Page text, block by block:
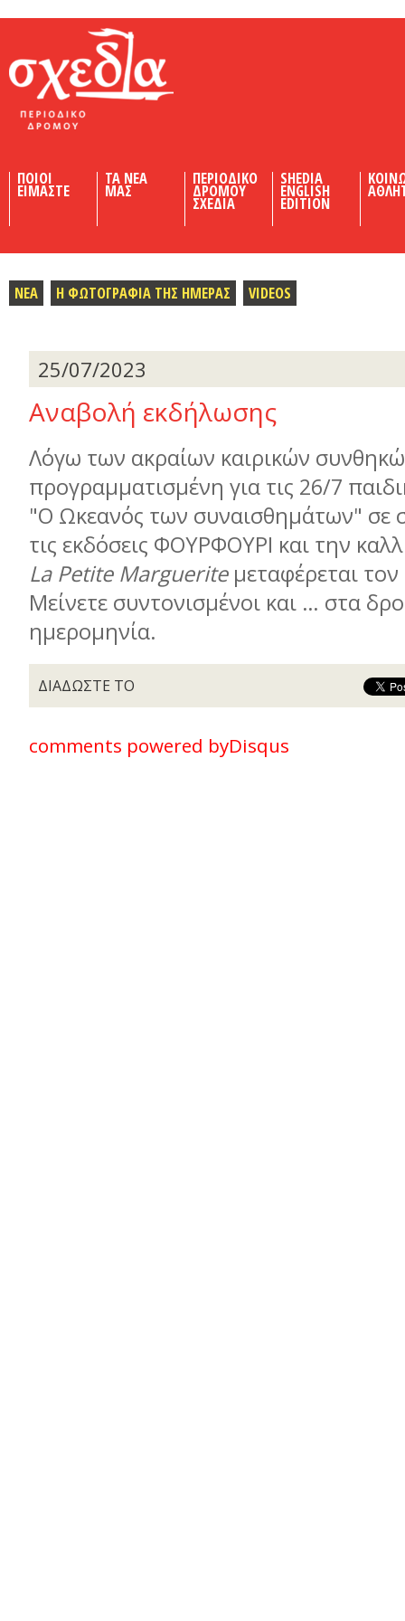
ΠΟΙΟΙ
ΕΙΜΑΣΤΕ
ΤΑ ΝΕΑ
ΜΑΣ
ΠΕΡΙΟΔΙΚΟ
ΔΡΟΜΟΥ
ΣΧΕΔΙΑ
SHEDIA
ENGLISH
EDITION
ΝΕΑ Η ΦΩΤΟΓΡΑΦΙΑ ΤΗΣ ΗΜΕΡΑΣ VIDEOS
25/07/2023
Αναβολή εκδήλωσης
Λόγω των ακραίων καιρικών
προγραμματισμένη για τις 26/7
"Ο Ωκεανός των συναισθημάτων" σε
τις εκδόσεις ΦΟΥΡΦΟΥΡΙ και την
La Petite Margueriteμεταφέρεται
Μείνετε συντονισμένοι και … στα
ημερομηνία.
ΔΙΑΔΩΣΤΕ ΤΟ
comments powered byDisqus